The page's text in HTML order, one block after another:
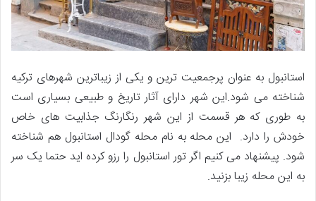
استانبول به عنوان پرجمعیت ترین و یکی از زیباترین شهرهای ترکیه
شناخته می شود.این شهر دارای آثار تاریخ و طبیعی بسیاری است
به طوری که هر قسمت از این شهر رنگارنگ جذابیت های خاص
خودش را دارد. این محله به نام محله گودال استانبول هم شناخته
شود. پیشنهاد می کنیم اگر تور استانبول را رزو کرده اید حتما یک سر
به این محله زیبا بزنید.